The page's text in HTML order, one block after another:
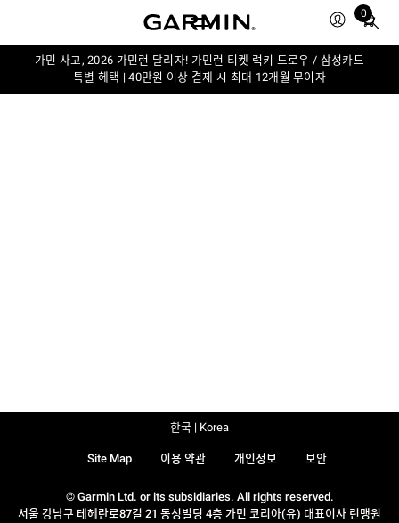
0
Total
in
가민 사고, 2026 가민런 달리자! 가민런 티켓 럭키 드로우 / 삼성카드
특별 혜택 | 40만원 이상 결제 시 최대 12개월 무이자
© Garmin Ltd. or its subsidiaries. All rights reserved.
서울 강남구 테헤란로87길 21 동성빌딩 4층 가민 코리아(유) 대표이사 린맹원
Site Map 이용 약관 개인정보 보안
한국 | Korea